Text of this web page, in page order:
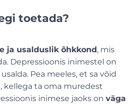
toetada?
ja usalduslik õhkkond, mis
Depressioonis inimestel on
Pea meeles, et sa võid
kellega ta oma muredest
inimese jaoks on väga